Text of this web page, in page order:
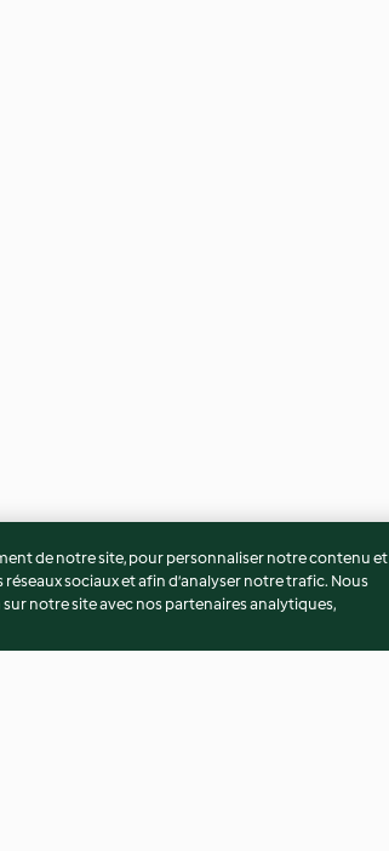
de notre site, pour personnaliser notre contenu et
sociaux et afin d’analyser notre trafic. Nous
notre site avec nos partenaires analytiques,